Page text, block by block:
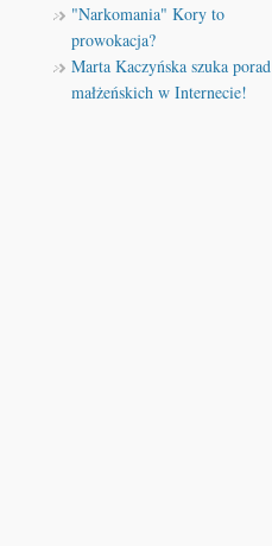
"Narkomania" Kory to
prowokacja?
Marta Kaczyńska szuka porad
małżeńskich w Internecie!